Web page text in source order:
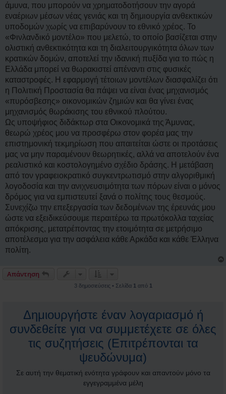
άμυνα, που μπορούν να χρηματοδοτήσουν την αγορά
εναέριων μέσων νέας γενιάς και τη δημιουργία ανθεκτικών
υποδομών χωρίς να επιβαρύνουν το εθνικό χρέος. Το
«Φινλανδικό μοντέλο» που μελετώ, το οποίο βασίζεται στην
ολιστική ανθεκτικότητα και τη διαλειτουργικότητα όλων των
κρατικών δομών, αποτελεί την ιδανική πυξίδα για το πώς η
Ελλάδα μπορεί να θωρακιστεί απέναντι στις φυσικές
καταστροφές. Η εφαρμογή τέτοιων μοντέλων διασφαλίζει ότι
η Πολιτική Προστασία θα πάψει να είναι ένας μηχανισμός
«πυρόσβεσης» οικονομικών ζημιών και θα γίνει ένας
μηχανισμός θωράκισης του εθνικού πλούτου.
Ως υποψήφιος διδάκτωρ στα Οικονομικά της Άμυνας,
θεωρώ χρέος μου να προσφέρω στον φορέα μας την
επιστημονική τεκμηρίωση που απαιτείται ώστε οι προτάσεις
μας να μην παραμένουν θεωρητικές, αλλά να αποτελούν ένα
ρεαλιστικό και κοστολογημένο σχέδιο δράσης. Η μετάβαση
από τον γραφειοκρατικό συγκεντρωτισμό στην αλγοριθμική
λογοδοσία και την ανιχνευσιμότητα των πόρων είναι ο μόνος
δρόμος για να εμπιστευτεί ξανά ο πολίτης τους θεσμούς.
Συνεχίζω την επεξεργασία των δεδομένων της έρευνάς μου
ώστε να εξειδικεύσουμε περαιτέρω τα πρωτόκολλα ταχείας
απόκρισης, μετατρέποντας την ετοιμότητα σε μετρήσιμο
αποτέλεσμα για την ασφάλεια κάθε Αρκάδα και κάθε Έλληνα
πολίτη.
Απάντηση
3 δημοσιεύσεις • Σελίδα 1 από 1
Δημιουργήστε έναν λογαριασμό ή
συνδεθείτε για να συμμετέχετε σε όλες
τις συζητήσεις (Επιτρέπονται τα
ψευδώνυμα)
Σε αυτή την θεματική ενότητα γράφουν και απαντούν μόνο τα
εγγεγραμμένα μέλη